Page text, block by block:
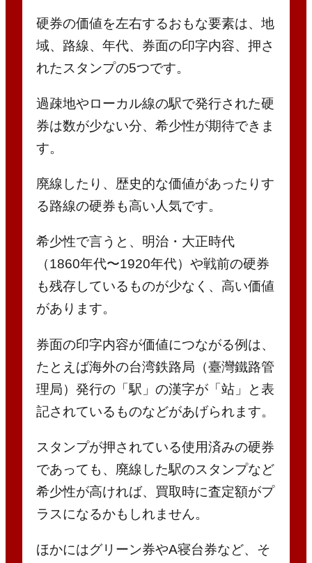
硬券の価値を左右するおもな要素は、地
域、路線、年代、券面の印字内容、押さ
れたスタンプの5つです。
過疎地やローカル線の駅で発行された硬
券は数が少ない分、希少性が期待できま
す。
廃線したり、歴史的な価値があったりす
る路線の硬券も高い人気です。
希少性で言うと、明治・大正時代
（1860年代〜1920年代）や戦前の硬券
も残存しているものが少なく、高い価値
があります。
券面の印字内容が価値につながる例は、
たとえば海外の台湾鉄路局（臺灣鐵路管
理局）発行の「駅」の漢字が「站」と表
記されているものなどがあげられます。
スタンプが押されている使用済みの硬券
であっても、廃線した駅のスタンプなど
希少性が高ければ、買取時に査定額がプ
ラスになるかもしれません。
ほかにはグリーン券やA寝台券など、そ